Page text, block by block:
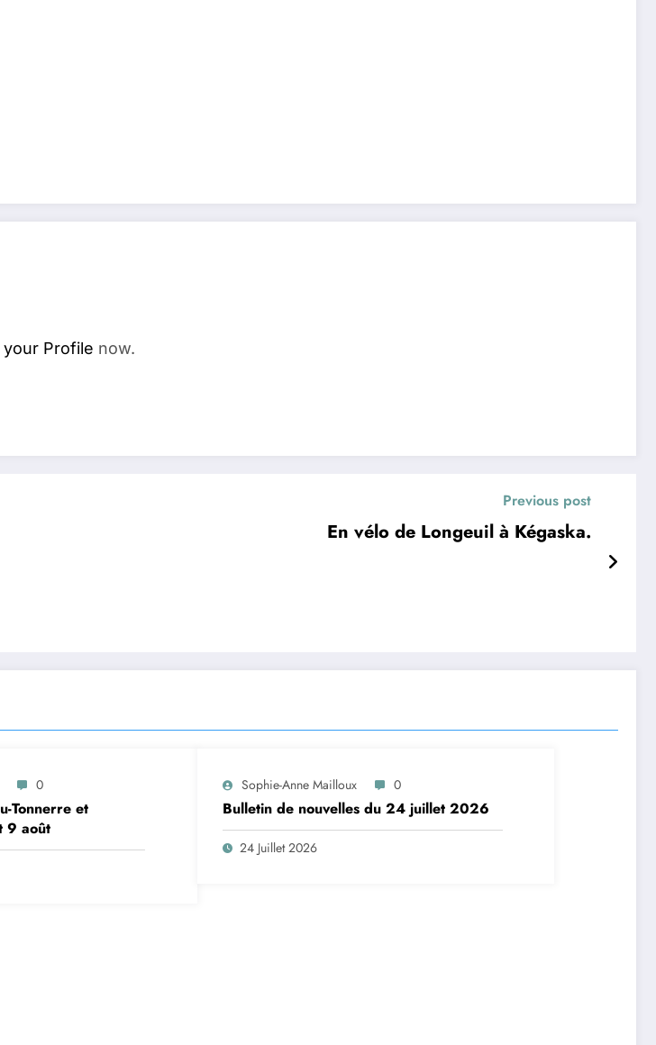
your Profile now.
Previous post
En vélo de Longeuil à Kégaska.
0
Tonnerre et
9 août
Sophie-Anne Mailloux 0
Bulletin de nouvelles du 24 juillet 2026
24 Juillet 2026